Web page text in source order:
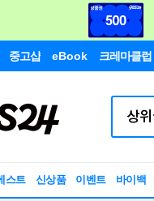
중고샵 eBook 크레마클럽
스트 신상품 이벤트 바이백